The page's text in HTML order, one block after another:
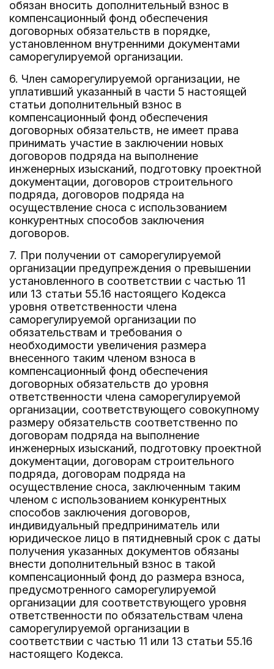
обязан вносить дополнительный взнос в
компенсационный фонд обеспечения
договорных обязательств в порядке,
установленном внутренними документами
саморегулируемой организации.
6. Член саморегулируемой организации, не
уплативший указанный в части 5 настоящей
статьи дополнительный взнос в
компенсационный фонд обеспечения
договорных обязательств, не имеет права
принимать участие в заключении новых
договоров подряда на выполнение
инженерных изысканий, подготовку проектной
документации, договоров строительного
подряда, договоров подряда на
осуществление сноса с использованием
конкурентных способов заключения
договоров.
7. При получении от саморегулируемой
организации предупреждения о превышении
установленного в соответствии с частью 11
или 13 статьи 55.16 настоящего Кодекса
уровня ответственности члена
саморегулируемой организации по
обязательствам и требования о
необходимости увеличения размера
внесенного таким членом взноса в
компенсационный фонд обеспечения
договорных обязательств до уровня
ответственности члена саморегулируемой
организации, соответствующего совокупному
размеру обязательств соответственно по
договорам подряда на выполнение
инженерных изысканий, подготовку проектной
документации, договорам строительного
подряда, договорам подряда на
осуществление сноса, заключенным таким
членом с использованием конкурентных
способов заключения договоров,
индивидуальный предприниматель или
юридическое лицо в пятидневный срок с даты
получения указанных документов обязаны
внести дополнительный взнос в такой
компенсационный фонд до размера взноса,
предусмотренного саморегулируемой
организации для соответствующего уровня
ответственности по обязательствам члена
саморегулируемой организации в
соответствии с частью 11 или 13 статьи 55.16
настоящего Кодекса.